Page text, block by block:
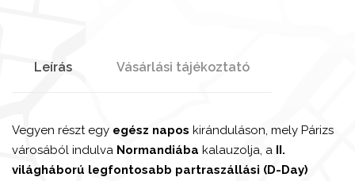
Leírás Vásárlási tájékoztató
Vegyen részt egy egész napos kiránduláson, mely Párizs
városából indulva Normandiába kalauzolja, a II.
világháború legfontosabb partraszállási (D-Day)